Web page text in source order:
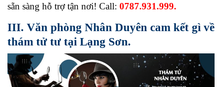
sẵn sàng hỗ trợ tận nơi! Call: 0787.931.999.
III. Văn phòng Nhân Duyên cam kết gì về
thám tử tư tại Lạng Sơn.